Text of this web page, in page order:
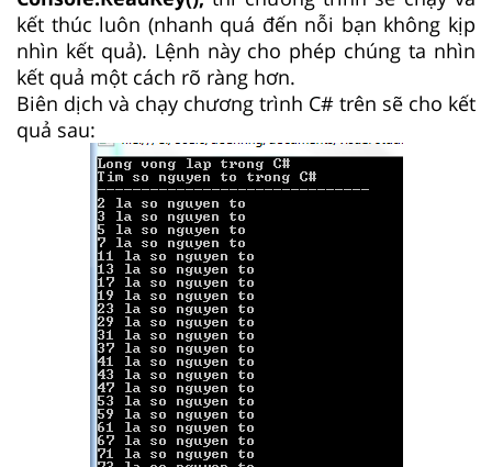
kết thúc luôn (nhanh quá đến nỗi bạn không kịp
nhìn kết quả). Lệnh này cho phép chúng ta nhìn
kết quả một cách rõ ràng hơn.
Biên dịch và chạy chương trình C# trên sẽ cho kết
quả sau: